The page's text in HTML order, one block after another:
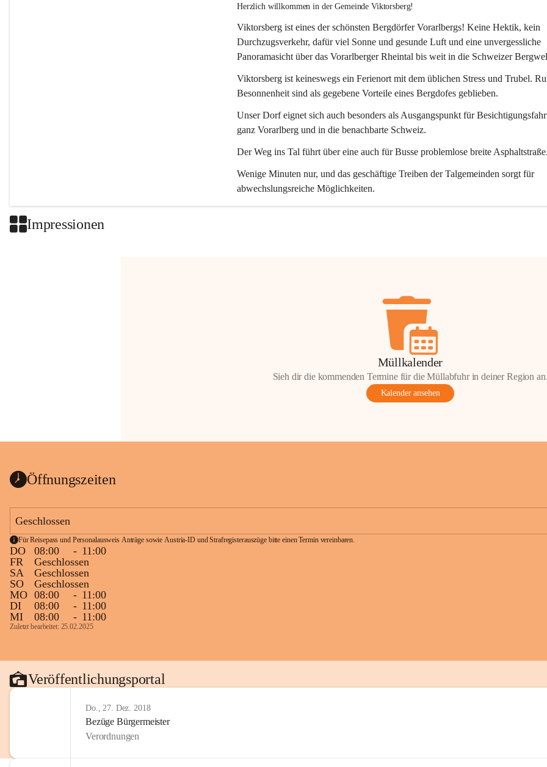
Herzlich willkommen in der Gemeinde Viktorsberg!
Viktorsberg ist eines der schönsten Bergdörfer Vorarlbergs! Keine Hektik, kein
Durchzugsverkehr, dafür viel Sonne und gesunde Luft und eine unvergessliche
Panoramasicht über das Vorarlberger Rheintal bis weit in die Schweizer
Viktorsberg ist keineswegs ein Ferienort mit dem üblichen Stress und Trubel.
Besonnenheit sind als gegebene Vorteile eines Bergdofes geblieben.
Unser Dorf eignet sich auch besonders als Ausgangspunkt für
ganz Vorarlberg und in die benachbarte Schweiz.
Der Weg ins Tal führt über eine auch für Busse problemlose breite
Wenige Minuten nur, und das geschäftige Treiben der Talgemeinden sorgt für
abwechslungsreiche Möglichkeiten.
Impressionen
Müllkalender
Sieh dir die kommenden Termine für die Müllabfuhr in deiner Region
Kalender ansehen
Öffnungszeiten
Geschlossen
Für Reisepass und Personalausweis Anträge sowie Austria-ID und Strafregisterauszüge bitte einen Termin vereinbaren.
DO 08:00 - 11:00
FR
Geschlossen
SA
Geschlossen
SO
Geschlossen
MO 08:00 - 11:00
DI
08:00 - 11:00
MI
08:00 - 11:00
Zuletzt bearbeitet: 25.02.2025
Veröffentlichungsportal
Do., 27. Dez. 2018
Bezüge Bürgermeister
Verordnungen